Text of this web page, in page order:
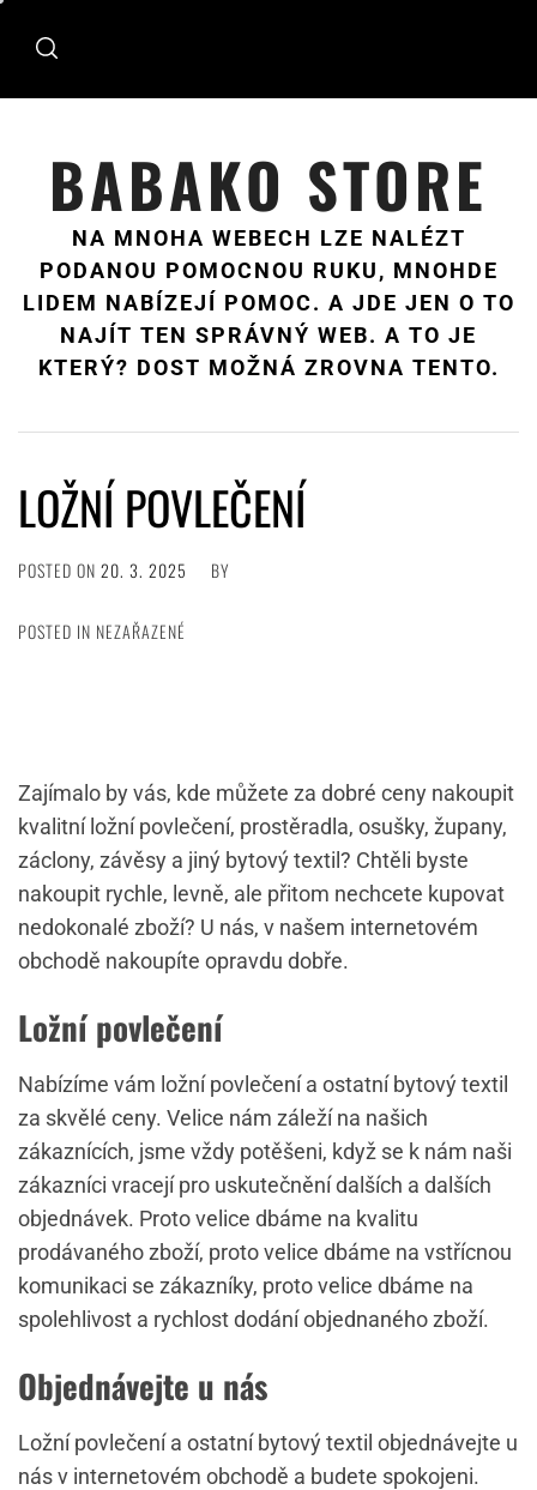
BABAKO STORE
NA MNOHA WEBECH LZE NALÉZT
PODANOU POMOCNOU RUKU, MNOHDE
LIDEM NABÍZEJÍ POMOC. A JDE JEN O TO
NAJÍT TEN SPRÁVNÝ WEB. A TO JE
KTERÝ? DOST MOŽNÁ ZROVNA TENTO.
LOŽNÍ POVLEČENÍ
POSTED ON 20. 3. 2025 BY
POSTED IN NEZAŘAZENÉ
Zajímalo by vás, kde můžete za dobré ceny nakoupit
kvalitní ložní povlečení, prostěradla, osušky, župany,
záclony, závěsy a jiný bytový textil? Chtěli byste
nakoupit rychle, levně, ale přitom nechcete kupovat
nedokonalé zboží? U nás, v našem internetovém
obchodě nakoupíte opravdu dobře.
Ložní povlečení
Nabízíme vám ložní povlečenía ostatní bytový textil
za skvělé ceny. Velice nám záleží na našich
zákaznících, jsme vždy potěšeni, když se k nám naši
zákazníci vracejí pro uskutečnění dalších a dalších
objednávek. Proto velice dbáme na kvalitu
prodávaného zboží, proto velice dbáme na vstřícnou
komunikaci se zákazníky, proto velice dbáme na
spolehlivost a rychlost dodání objednaného zboží.
Objednávejte u nás
Ložní povlečení a ostatní bytový textil objednávejte u
nás v internetovém obchodě a budete spokojeni.